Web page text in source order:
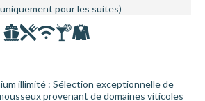
pour les suites)
illimité : Sélection exceptionnelle de
provenant de domaines viticoles